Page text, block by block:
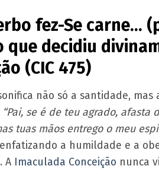
fez-Se carne…
que decidiu
(CIC 475)
não só a santidade,
“Pai, se é de teu agrado,
tuas mãos entrego o meu
a humildade e a
A Imaculada Conceição nunca